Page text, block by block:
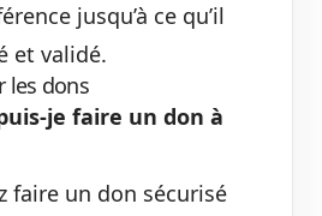
jusqu’à ce qu’il
et validé.
les dons
je faire un don à
faire un don sécurisé